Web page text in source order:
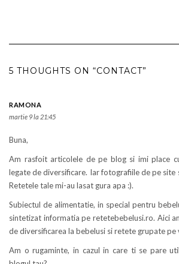
5 THOUGHTS ON “CONTACT”
RAMONA
martie 9 la 21:45
Buna,
Am rasfoit articolele de pe blog si imi place
legate de diversificare. Iar fotografiile de pe site
Retetele tale mi-au lasat gura apa :).
Subiectul de alimentatie, in special pentru
sintetizat informatia pe retetebebelusi.ro. Aici
de diversificarea la bebelusi si retete grupate pe
Am o rugaminte, in cazul in care ti se pare